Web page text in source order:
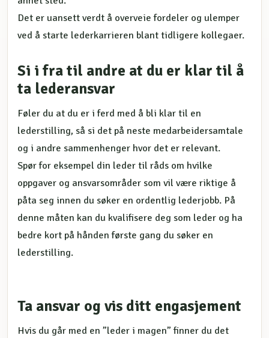
Det er uansett verdt å overveie fordeler og ulemper
ved å starte lederkarrieren blant tidligere kollegaer.
Si i fra til andre at du er klar til å
ta lederansvar
Føler du at du er i ferd med å bli klar til en
lederstilling, så si det på neste medarbeidersamtale
og i andre sammenhenger hvor det er relevant.
Spør for eksempel din leder til råds om hvilke
oppgaver og ansvarsområder som vil være riktige å
påta seg innen du søker en ordentlig lederjobb. På
denne måten kan du kvalifisere deg som leder og ha
bedre kort på hånden første gang du søker en
lederstilling.
Ta ansvar og vis ditt engasjement
Hvis du går med en ”leder i magen” finner du det